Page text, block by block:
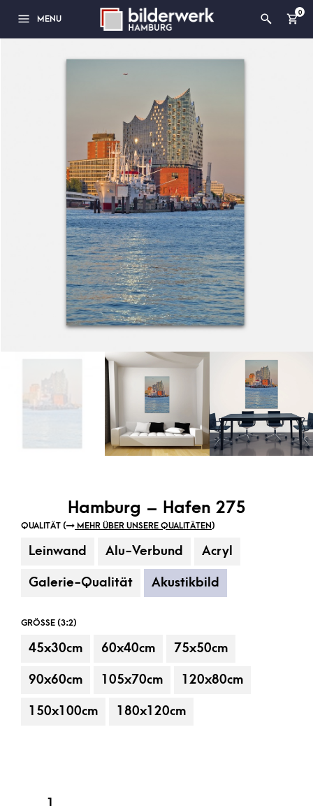
MENU
0
Hamburg – Hafen 275
QUALITÄT ( MEHR ÜBER UNSERE QUALITÄTEN)
Leinwand Alu-Verbund Acryl
Galerie-Qualität Akustikbild
GRÖSSE (3:2)
45x30cm 60x40cm 75x50cm
90x60cm 105x70cm 120x80cm
150x100cm 180x120cm